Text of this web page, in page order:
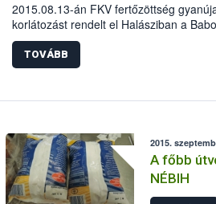
2015.08.13-án FKV fertőzöttség
korlátozást rendelt el Halásziban a
pozitív eredményének kézhezvételét
haladéktalanul megkezdődtek.
TOVÁBB
2015.
A főbb
NÉBIH